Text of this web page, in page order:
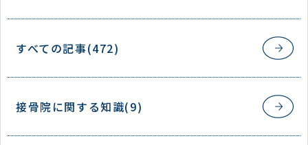
すべての記事(472)
接骨院に関する知識(9)